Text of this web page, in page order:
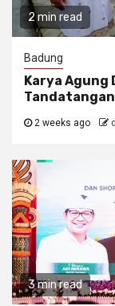
2 min read
Badung
Karya Agung
2 weeks ago
3 min read